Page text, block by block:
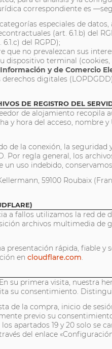
correspondiente es
especiales de datos,
(art. 6.1.b) del
del RGPD);
no prevalezcan sus
dispositivo terminal
y de Comercio
digitales
DE REGISTRO DEL
de alojamiento
y hora del acceso, nombre
de la conexión, la
Por regla general, los
uso indebido,
59100 Roubaix
a fallos utilizamos la red de
archivos multimedia
rápida, fiable
en cloudflare.com.
su primera visita, nuestra
su consentimiento.
de la compra, inicio de
previo su
apartados 19 y 20 solo
del enlace